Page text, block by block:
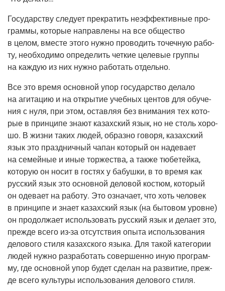
Госу­дар­ству сле­ду­ет пре­кра­тить неэф­фек­тив­ные про­
грам­мы, кото­рые направ­ле­ны на все обще­ство
в целом, вме­сте это­го нуж­но про­во­дить точеч­ную рабо­
ту, необ­хо­ди­мо опре­де­лить чет­кие целе­вые груп­пы
на каж­дую из них нуж­но рабо­тать отдельно.
Все это вре­мя основ­ной упор госу­дар­ство дела­ло
на аги­та­цию и на откры­тие учеб­ных цен­тов для обу­че­
ния с нуля, при этом, остав­ляя без вни­ма­ния тех кото­
рые в прин­ци­пе зна­ют казах­ский язык, но не столь хоро­
шо. В жиз­ни таких людей, образ­но гово­ря, казах­ский
язык это празд­нич­ный чапан кото­рый он наде­ва­ет
на семей­ные и иные тор­же­ства, а так­же тюбе­тей­ка,
кото­рую он носит в гостях у бабуш­ки, в то вре­мя как
рус­ский язык это основ­ной дело­вой костюм, кото­рый
он оде­ва­ет на рабо­ту. Это озна­ча­ет, что хоть чело­век
в прин­ци­пе и зна­ет казах­ский язык (на быто­вом уровне)
он про­дол­жа­ет исполь­зо­вать рус­ский язык и дела­ет это,
преж­де все­го из-за отсут­ствия опы­та исполь­зо­ва­ния
дело­во­го сти­ля казах­ско­го язы­ка. Для такой кате­го­рии
людей нуж­но раз­ра­бо­тать совер­шен­но иную про­грам­
му, где основ­ной упор будет сде­лан на раз­ви­тие, преж­
де все­го куль­ту­ры исполь­зо­ва­ния дело­во­го стиля.